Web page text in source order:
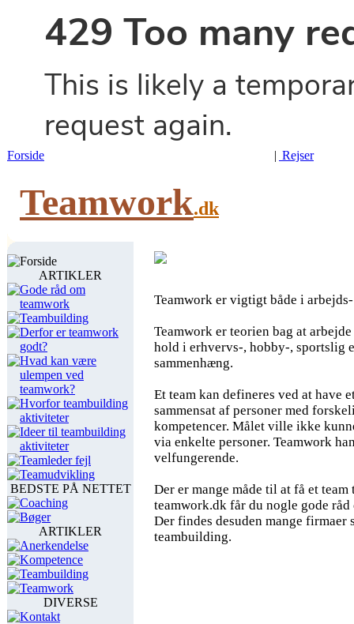
Forside | Rejser
Teamwork.dk
Forside
ARTIKLER
Gode råd om
teamwork
Teambuilding
Derfor er teamwork
godt?
Hvad kan være
ulempen ved
teamwork?
Hvorfor teambuilding
aktiviteter
Ideer til teambuilding
aktiviteter
Teamleder fejl
Teamudvikling
BEDSTE PÅ NETTET
Coaching
Bøger
ARTIKLER
Anerkendelse
Kompetence
Teambuilding
Teamwork
DIVERSE
Kontakt
Teamwork er vigtigt både i
Teamwork er teorien bag at
hold i erhvervs-, hobby-, sportslig
sammenhæng.
Et team kan defineres ved at have
sammensat af personer med
kompetencer. Målet ville ikke
via enkelte personer. Teamwork
velfungerende.
Der er mange måde til at få et
teamwork.dk får du nogle gode
Der findes desuden mange
teambuilding.